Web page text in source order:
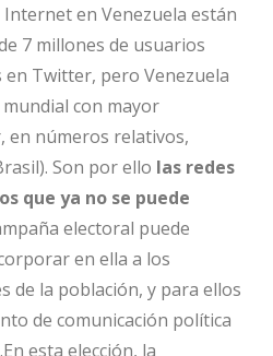
en Venezuela están
7 millones de usuarios
en Twitter, pero Venezuela
con mayor
en números relativos,
Son por ello las redes
que ya no se puede
electoral puede
en ella a los
de la población, y para ellos
de comunicación política
esta elección, la